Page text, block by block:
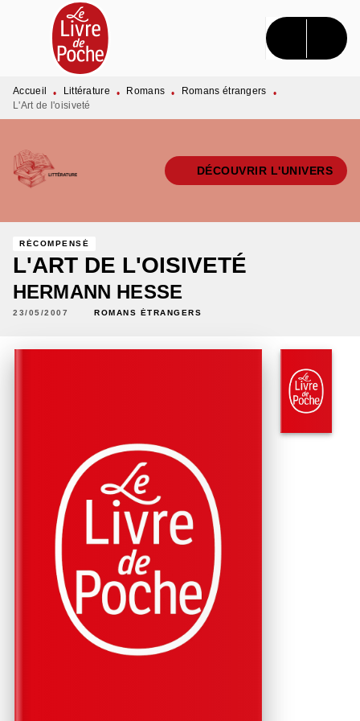
MENU RECHERCHE CONTENU
PIED DE PAGE
Accueil • Littérature • Romans • Romans étrangers
•
L'Art de l'oisiveté
DÉCOUVRIR L'UNIVERS
RÉCOMPENSÉ
L'ART DE L'OISIVETÉ
HERMANN HESSE
23/05/2007 ROMANS ÉTRANGERS